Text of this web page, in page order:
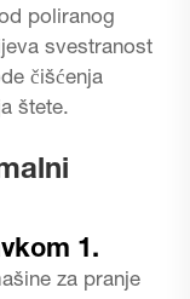
poliranog
svestranost
čišćenja
štete.
1.
za pranje